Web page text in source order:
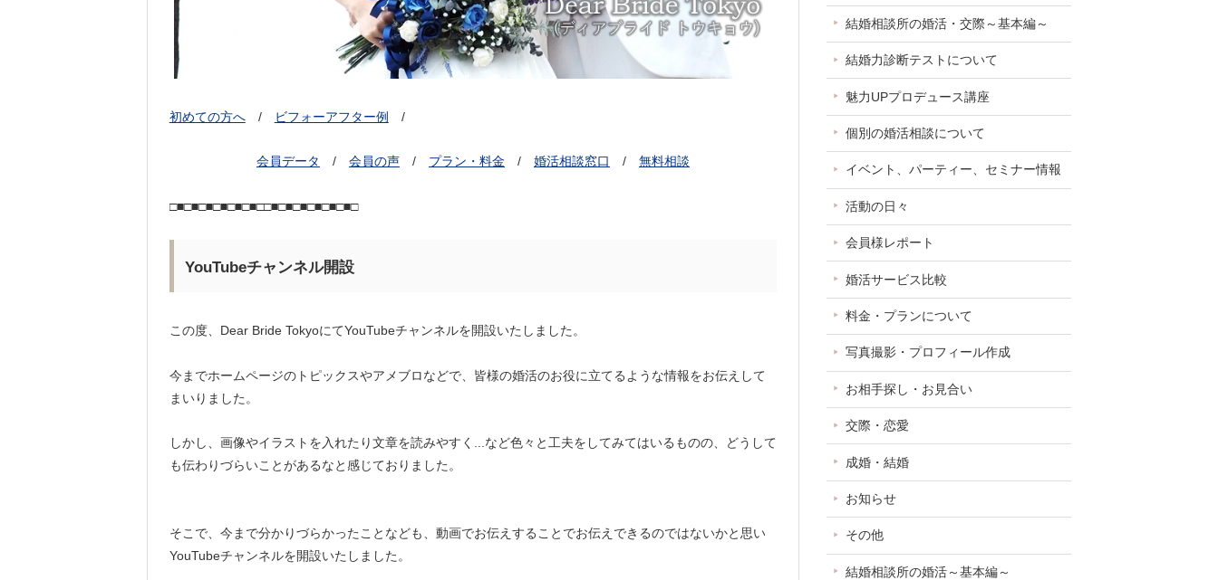
初めての方へ/ ビフォーアフター例 /
会員データ / 会員の声 / プラン・料金 / 婚活相談窓口 / 無料相談
□■□■□■□■□■□■□□■□■□■□■□■□■□
YouTubeチャンネル開設
この度、Dear Bride TokyoにてYouTubeチャンネルを開設いたしました。
今までホームページのトピックスやアメブロなどで、皆様の婚活のお役に立てるような情報をお伝えして
まいりました。
しかし、画像やイラストを入れたり文章を読みやすく...など色々と工夫をしてみてはいるものの、どうして
も伝わりづらいことがあるなと感じておりました。
そこで、今まで分かりづらかったことなども、動画でお伝えすることでお伝えできるのではないかと思い
YouTubeチャンネルを開設いたしました。
結婚相談所の婚活・交際～基本編～
結婚力診断テストについて
魅力UPプロデュース講座
個別の婚活相談について
イベント、パーティー、セミナー情報
活動の日々
会員様レポート
婚活サービス比較
料金・プランについて
写真撮影・プロフィール作成
お相手探し・お見合い
交際・恋愛
成婚・結婚
お知らせ
その他
結婚相談所の婚活～基本編～